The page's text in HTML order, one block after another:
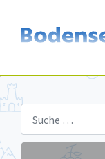
Schnellsuche